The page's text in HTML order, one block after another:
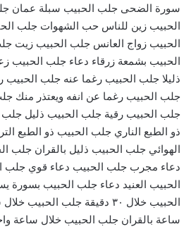
سورة الضحى جلب الحبيب سبلة عمان
الحبيب زين للناس حب الشهوات جلب
الحبيب زواج العانس جلب الحبيب زيت
الحبيب بشمعة زرقاء دعاء جلب الحبيب
ذليلا جلب الحبيب رغما عنه جلب الحبيب
جلب الحبيب رغما عن انفه ويعتذر منك
جلب الحبيب رقية جلب الحبيب ذليل جلب
ذو الطبع الناري جلب الحبيب ذو الطبع
الهوائي جلب الحبيب ذليل بالقران جلب
دعاء مجرب جلب الحبيب دعاء قوي جلب
الحبيب العنيد دعاء جلب الحبيب بسورة
الحبيب خلال ٣٠ دقيقة جلب
ساعة بالقران جلب الحبيب خلال ساعة